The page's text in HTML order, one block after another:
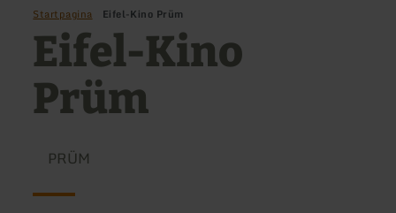
Startpagina Eifel-Kino Prüm
Eifel-Kino
Prüm
PRÜM